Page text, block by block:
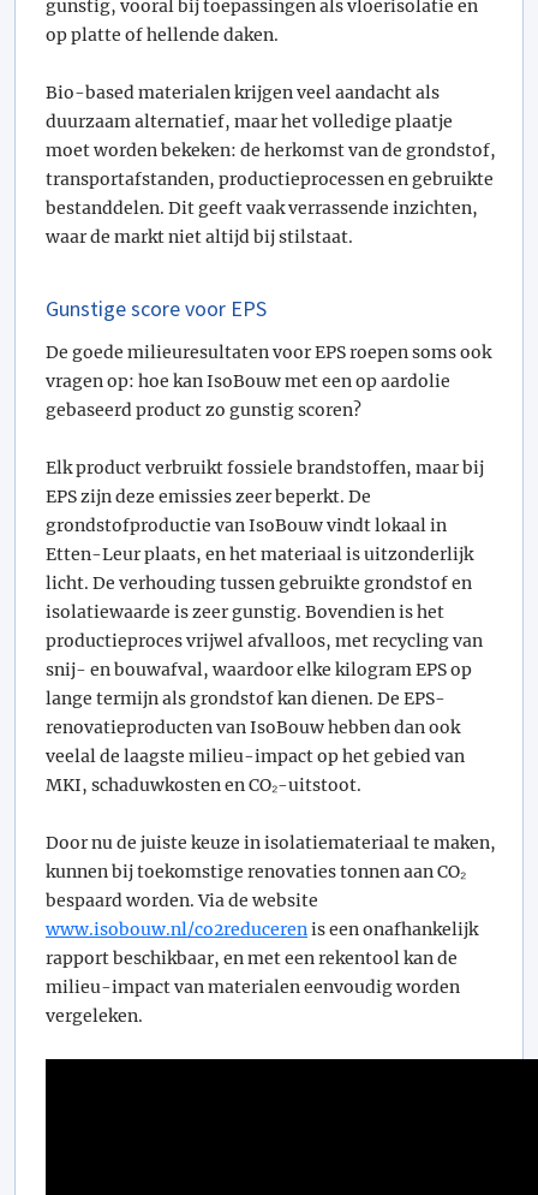
gunstig, vooral bij toepassingen als vloerisolatie en
op platte of hellende daken.
Bio-based materialen krijgen veel aandacht als
duurzaam alternatief, maar het volledige plaatje
moet worden bekeken: de herkomst van de grondstof,
transportafstanden, productieprocessen en gebruikte
bestanddelen. Dit geeft vaak verrassende inzichten,
waar de markt niet altijd bij stilstaat.
Gunstige score voor EPS
De goede milieuresultaten voor EPS roepen soms ook
vragen op: hoe kan IsoBouw met een op aardolie
gebaseerd product zo gunstig scoren?
Elk product verbruikt fossiele brandstoffen, maar bij
EPS zijn deze emissies zeer beperkt. De
grondstofproductie van IsoBouw vindt lokaal in
Etten-Leur plaats, en het materiaal is uitzonderlijk
licht. De verhouding tussen gebruikte grondstof en
isolatiewaarde is zeer gunstig. Bovendien is het
productieproces vrijwel afvalloos, met recycling van
snij- en bouwafval, waardoor elke kilogram EPS op
lange termijn als grondstof kan dienen. De EPS-
renovatieproducten van IsoBouw hebben dan ook
veelal de laagste milieu-impact op het gebied van
MKI, schaduwkosten en CO₂-uitstoot.
Door nu de juiste keuze in isolatiemateriaal te maken,
kunnen bij toekomstige renovaties tonnen aan CO₂
bespaard worden. Via de website
www.isobouw.nl/co2reduceren is een onafhankelijk
rapport beschikbaar, en met een rekentool kan de
milieu-impact van materialen eenvoudig worden
vergeleken.